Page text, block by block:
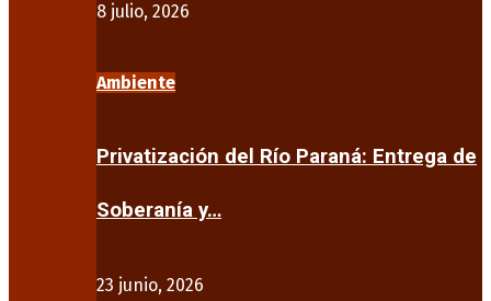
8 julio, 2026
Ambiente
Privatización del Río Paraná: Entrega de
Soberanía y…
23 junio, 2026